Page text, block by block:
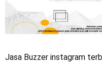
Jasa Buzzer instagram